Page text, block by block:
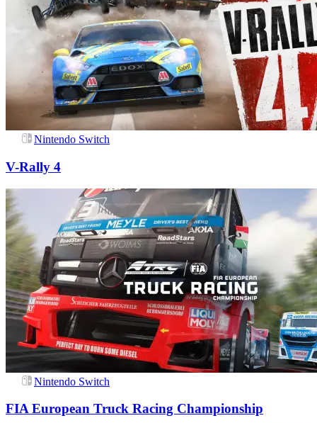
Nintendo Switch
V-Rally 4
Nintendo Switch
FIA European Truck Racing Championship